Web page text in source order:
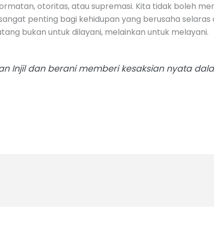
otoritas, atau supremasi. Kita tidak boleh
penting bagi kehidupan yang berusaha selaras
bukan untuk dilayani, melainkan untuk melayani.
Injil dan berani memberi kesaksian nyata